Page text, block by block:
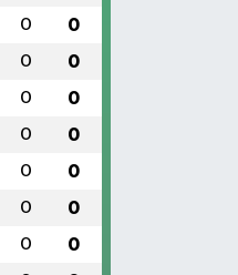
0 0
0 0
0 0
0 0
0 0
0 0
0 0